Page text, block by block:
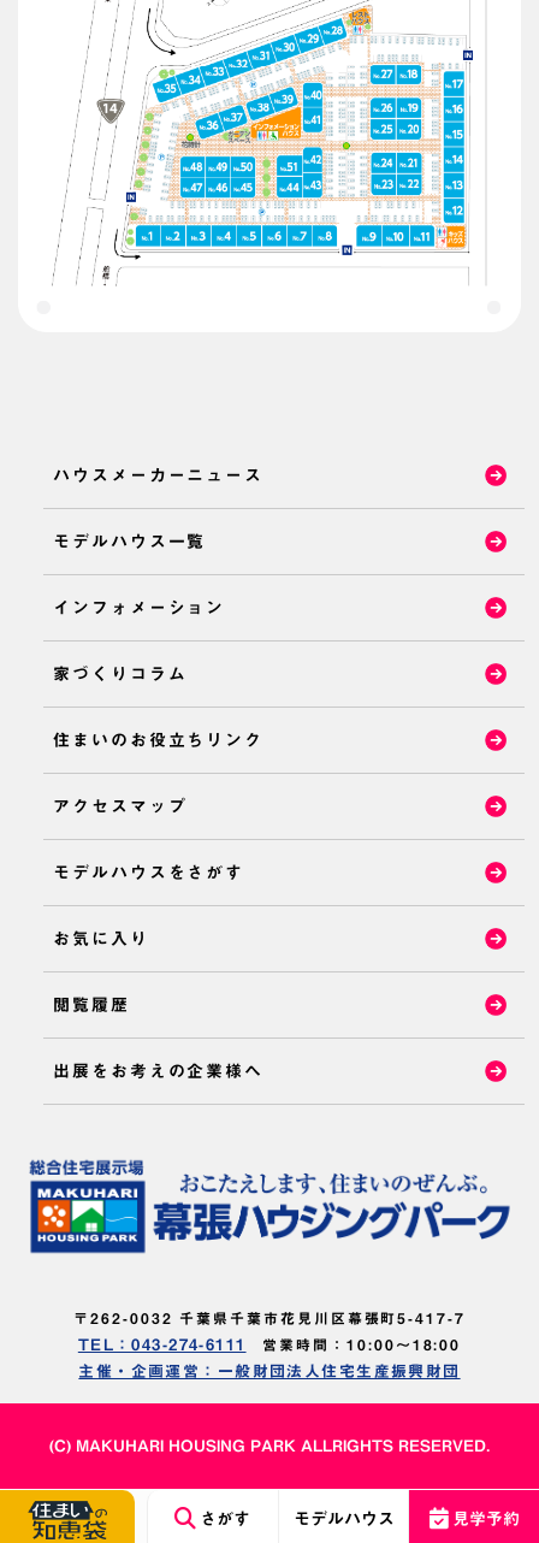
さがす モデルハウス 見学予約
ハウスメーカーニュース
モデルハウス一覧
インフォメーション
家づくりコラム
住まいのお役立ちリンク
アクセスマップ
モデルハウスをさがす
お気に入り
閲覧履歴
出展をお考えの企業様へ
〒262-0032 千葉県千葉市花見川区幕張町5-417-7
TEL：043-274-6111 営業時間：10:00～18:00
主催・企画運営：一般財団法人住宅生産振興財団
(C) MAKUHARI HOUSING PARK ALLRIGHTS RESERVED.